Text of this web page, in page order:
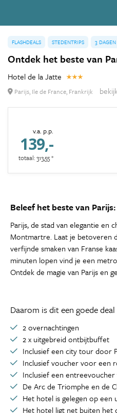
FLASHDEALS STEDENTRIPS 3 DAGEN
Ontdek het beste van
Hotel de la Jatte
Parijs, Ile de France, Frankrijk
v.a. p.p.
139,-
totaal: 313,55 *
Beleef het beste van
Parijs, de stad van elegantie en
Montmartre. Laat je betoveren
verfijnde smaken van Franse
minuten lopen vind je een
Ontdek de magie van Parijs en
Daarom is dit een goede deal
2 overnachtingen
2 x uitgebreid ontbijtbuffet
Inclusief een city tour door
Inclusief voucher voor een
Inclusief een
De Arc de Triomphe en de
Het hotel is gelegen op een
Het hotel ligt net buiten het